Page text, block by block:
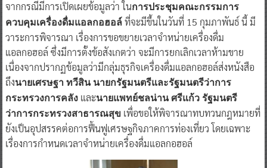
จากกรณีมีการเปิดเผยข้อมูลว่า ในการประชุมคณะกรรมการ
ควบคุมเครื่องดื่มแอลกอฮอล์ที่จะมีขึ้นในวันที่ 15 กุมภาพันธ์ นี้ มี
วาระการพิจารณา เรื่องการขอขยายเวลาจำหน่ายเครื่องดื่ม
แอลกอฮอล์ ซึ่งมีการตั้งข้อสังเกตว่า จะมีการยกเลิกเวลาห้ามขาย
เนื่องจากปรากฏข้อมูลว่ามีกลุ่มธุรกิจเครื่องดื่มแอลกอฮอล์ส่งหนังสือ
ถึงนายเศรษฐา ทวีสิน นายกรัฐมนตรีและรัฐมนตรีว่าการ
กระทรวงการคลังและนายแพทย์ชลน่าน ศรีแก้ว รัฐมนตรี
ว่าการกระทรวงสาธารณสุขเพื่อขอให้พิจารณาทบทวนกฎหมายที่
ยังเป็นอุปสรรคต่อการฟื้นฟูเศรษฐกิจภาคการท่องเที่ยว โดยเฉพาะ
เรื่องการกำหนดเวลาจำหน่ายเครื่องดื่มแอลกอฮอล์